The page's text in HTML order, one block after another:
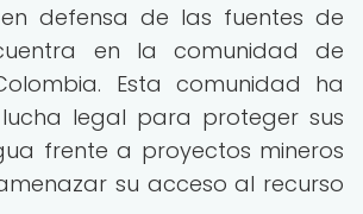
defensa de las fuentes de
en la comunidad de
Esta comunidad ha
legal para proteger sus
frente a proyectos mineros
su acceso al recurso